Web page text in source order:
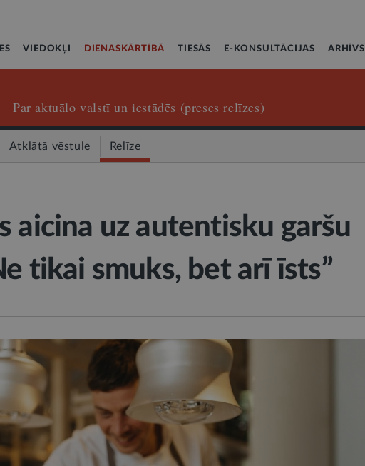
VIEDOKĻI DIENASKĀRTĪBĀ TIESĀS E-KONSULTĀCIJAS ARHĪVS
Par aktuālo valstī un iestādēs (preses relīzes)
Atklātā vēstule Relīze
aicina uz autentisku garšu
tikai smuks, bet arī īsts”